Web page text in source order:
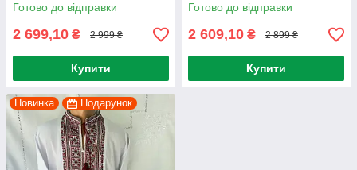
Готово до відправки
2 699,10 ₴ 2 999 ₴
Купити
Готово до відправки
2 609,10 ₴ 2 899 ₴
Купити
Новинка Подарунок